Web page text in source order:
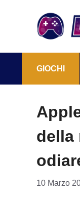
GIOCHI
della
10 Marzo